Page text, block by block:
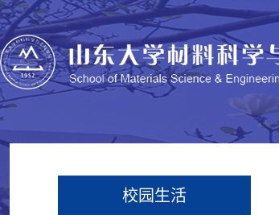
校园生活